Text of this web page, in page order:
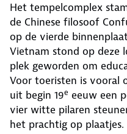
Het tempelcomplex
de Chinese filosoof
op de vierde
Vietnam stond op deze
plek geworden om
Voor toeristen is vooral
uit begin 19e eeuw een
vier witte pilaren
het prachtig op plaatjes.